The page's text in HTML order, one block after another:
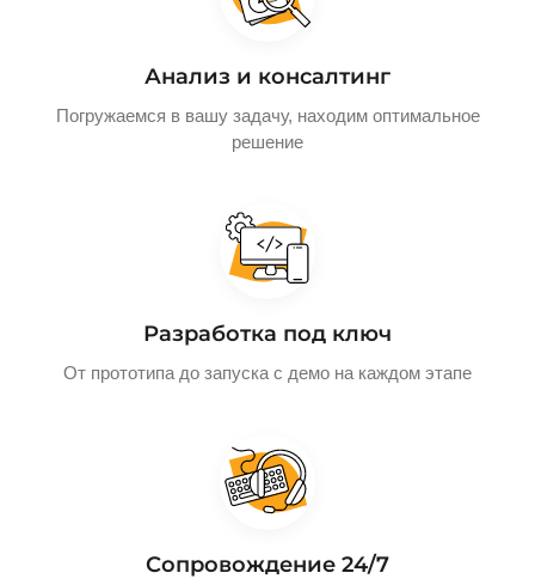
Анализ и консалтинг
Погружаемся в вашу задачу, находим оптимальное
решение
Разработка под ключ
От прототипа до запуска с демо на каждом этапе
Сопровождение 24/7